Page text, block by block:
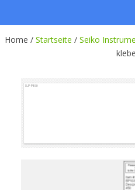
Home / Startseite / Seiko